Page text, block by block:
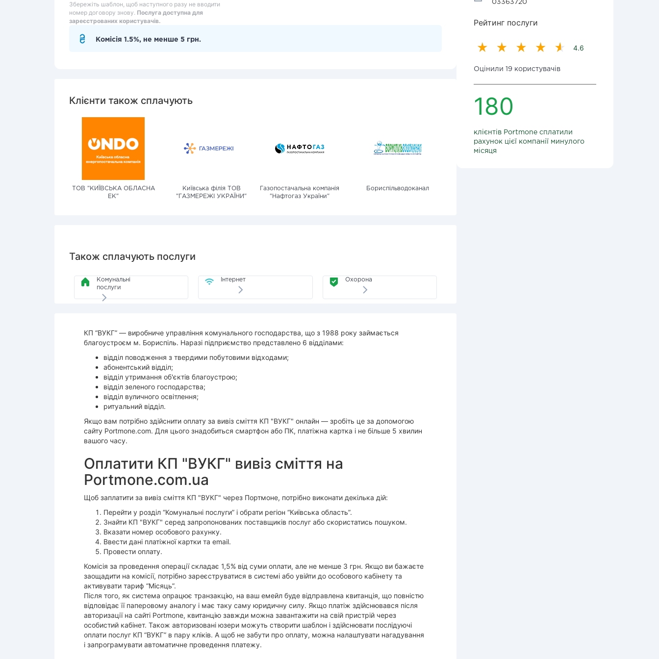
Збережіть шаблон, щоб наступного разу не вводити
номер договору знову. Послуга доступна для
зареєстрованих користувачів.
Комісія 1.5%, не менше 5 грн.
Клієнти також сплачують
ТОВ "КИЇВСЬКА ОБЛАСНА
ЕК"
Київська філія ТОВ
"ГАЗМЕРЕЖІ УКРАЇНИ"
Газопостачальна компанія
"Нафтогаз України"
Бориспільводоканал
Також сплачують послуги
Комунальні
послуги
Інтернет Охорона
КП “ВУКГ” — виробниче управління комунального господарства, що з 1988 року займається
благоустроєм м. Бориспіль. Наразі підприємство представлено 6 відділами:
відділ поводження з твердими побутовими відходами;
абонентський відділ;
відділ утримання об'єктів благоустрою;
відділ зеленого господарства;
відділ вуличного освітлення;
ритуальний відділ.
Якщо вам потрібно здійснити оплату за вивіз сміття КП "ВУКГ" онлайн — зробіть це за допомогою
сайту Portmone.com. Для цього знадобиться смартфон або ПК, платіжна картка і не більше 5 хвилин
вашого часу.
Оплатити КП "ВУКГ" вивіз сміття на
Portmone.com.ua
Щоб заплатити за вивіз сміття КП "ВУКГ" через Портмоне, потрібно виконати декілька дій:
Перейти у розділ “Комунальні послуги” і обрати регіон “Київська область”.
Знайти КП "ВУКГ" серед запропонованих поставщиків послуг або скористатись пошуком.
Вказати номер особового рахунку.
Ввести дані платіжної картки та email.
Провести оплату.
Комісія за проведення операції складає 1,5% від суми оплати, але не менше 3 грн. Якщо ви бажаєте
заощадити на комісії, потрібно зареєструватися в системі або увійти до особового кабінету та
активувати тариф “Місяць”.
Після того, як система опрацює транзакцію, на ваш емейл буде відправлена квитанція, що повністю
відповідає її паперовому аналогу і має таку саму юридичну силу. Якщо платіж здійснювався після
авторизації на сайті Portmone, квитанцію завжди можна завантажити на свій пристрій через
особистий кабінет. Також авторизовані юзери можуть створити шаблон і здійснювати послідуючі
оплати послуг КП “ВУКГ” в пару кліків. А щоб не забути про оплату, можна налаштувати нагадування
і запрограмувати автоматичне проведення платежу.
03363720
Рейтинг послуги
4.6
Оцінили 19 користувачів
180
клієнтів Portmone сплатили
рахунок цієї компанії минулого
місяця